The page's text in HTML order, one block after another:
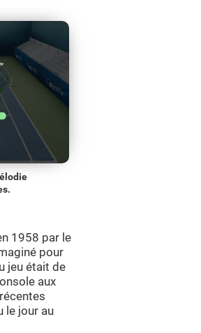
1958 par le
pour
jeu était de
aux
le jour au